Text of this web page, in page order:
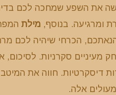
את השפע שמחכה לכם
ומרגיעה. בנוסף, מילת
הכרחי שיהיה לכם
מעיניים סקרניות. לסיכום,
דיסקרטיות. חווה את המיטב
אלה.